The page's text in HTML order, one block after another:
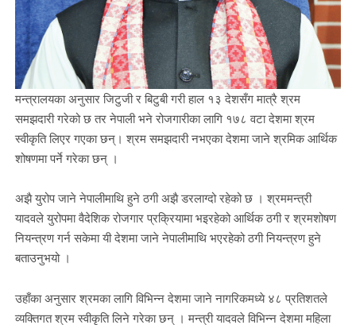
मन्त्रालयका अनुसार जिटुजी र बिटुबी गरी हाल १३ देशसँग मात्रै श्रम
समझदारी गरेको छ तर नेपाली भने रोजगारीका लागि १७८ वटा देशमा श्रम
स्वीकृति लिएर गएका छन्। श्रम समझदारी नभएका देशमा जाने श्रमिक आर्थिक
शोषणमा पर्ने गरेका छन् ।
अझै युरोप जाने नेपालीमाथि हुने ठगी अझै डरलाग्दो रहेको छ । श्रममन्त्री
यादवले युरोपमा वैदेशिक रोजगार प्रक्रियामा भइरहेको आर्थिक ठगी र श्रमशोषण
नियन्त्रण गर्न सकेमा यी देशमा जाने नेपालीमाथि भएरहेको ठगी नियन्त्रण हुने
बताउनुभयो ।
उहाँका अनुसार श्रमका लागि विभिन्न देशमा जाने नागरिकमध्ये ४८ प्रतिशतले
व्यक्तिगत श्रम स्वीकृति लिने गरेका छन् । मन्त्री यादवले विभिन्न देशमा महिला